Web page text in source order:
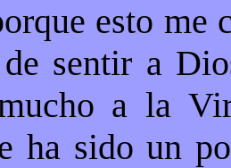
esto me
sentir a
a la
ha sido un